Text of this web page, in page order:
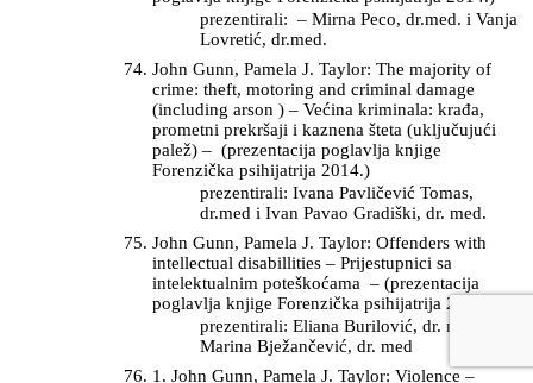
prezentirali: – Mirna Peco, dr.med. i Vanja
Lovretić, dr.med.
John Gunn, Pamela J. Taylor: The majority of
crime: theft, motoring and criminal damage
(including arson ) – Većina kriminala: krađa,
prometni prekršaji i kaznena šteta (uključujući
palež) – (prezentacija poglavlja knjige
Forenzička psihijatrija 2014.)
prezentirali: Ivana Pavličević Tomas,
dr.med i Ivan Pavao Gradiški, dr. med.
John Gunn, Pamela J. Taylor: Offenders with
intellectual disabillities – Prijestupnici sa
intelektualnim poteškoćama – (prezentacija
poglavlja knjige Forenzička psihijatrija 2014.)
prezentirali: Eliana Burilović, dr. med. i
Marina Bježančević, dr. med
1. John Gunn, Pamela J. Taylor: Violence –